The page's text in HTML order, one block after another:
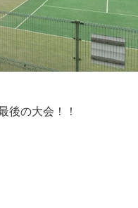
後の大会！！